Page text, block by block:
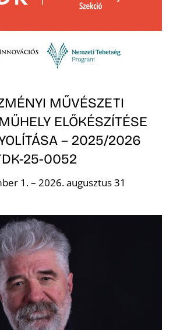
MŰVÉSZETI
ELŐKÉSZÍTÉSE
– 2025/2026
25-0052
1. – 2026. augusztus 31